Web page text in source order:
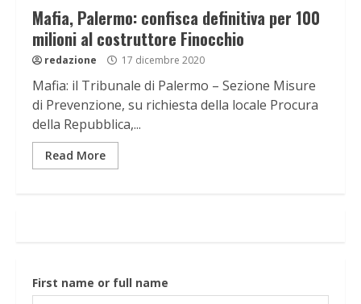
Mafia, Palermo: confisca definitiva per 100
milioni al costruttore Finocchio
redazione 17 dicembre 2020
Mafia: il Tribunale di Palermo – Sezione Misure
di Prevenzione, su richiesta della locale Procura
della Repubblica,...
Read More
First name or full name